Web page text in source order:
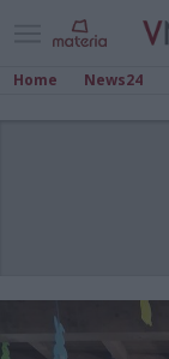
Home News24